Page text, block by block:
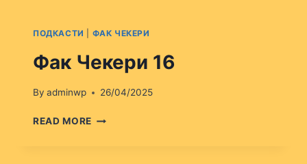
ПОДКАСТИ ФАК ЧЕКЕРИ
Фак Чекери 16
By adminwp 26/04/2025
READ MORE ФАК